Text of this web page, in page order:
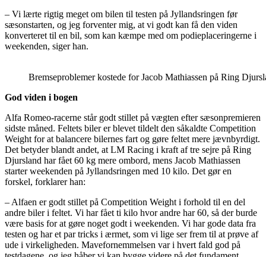
– Vi lærte rigtig meget om bilen til testen på Jyllandsringen før
sæsonstarten, og jeg forventer mig, at vi godt kan få den viden
konverteret til en bil, som kan kæmpe med om podieplaceringerne i
weekenden, siger han.
Bremseproblemer kostede for Jacob Mathiassen på Ring
God viden i bogen
Alfa Romeo-racerne står godt stillet på vægten efter sæsonpremieren
sidste måned. Feltets biler er blevet tildelt den såkaldte Competition
Weight for at balancere bilernes fart og gøre feltet mere jævnbyrdigt.
Det betyder blandt andet, at LM Racing i kraft af tre sejre på Ring
Djursland har fået 60 kg mere ombord, mens Jacob Mathiassen
starter weekenden på Jyllandsringen med 10 kilo. Det gør en
forskel, forklarer han:
– Alfaen er godt stillet på Competition Weight i forhold til en del
andre biler i feltet. Vi har fået ti kilo hvor andre har 60, så der burde
være basis for at gøre noget godt i weekenden. Vi har gode data fra
testen og har et par tricks i ærmet, som vi lige ser frem til at prøve af
ude i virkeligheden. Mavefornemmelsen var i hvert fald god på